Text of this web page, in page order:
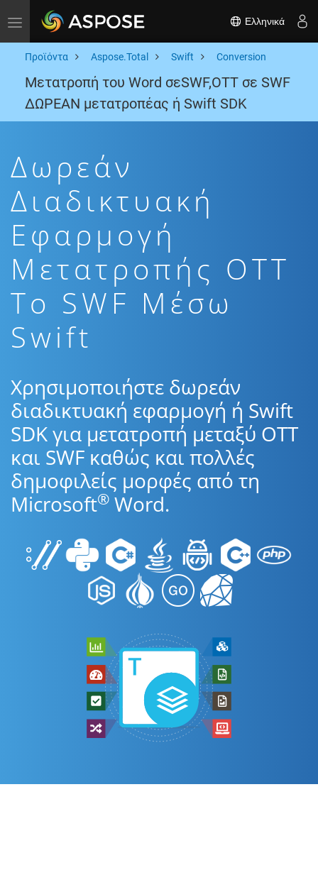
Toggle navigation Ελληνικά
Προϊόντα Aspose.Total Swift Conversion
Μετατροπή του Word σεSWF,OTT σε SWF
ΔΩΡΕΑΝ μετατροπέας ή Swift SDK
Δωρεάν
Διαδικτυακή
Εφαρμογή
Μετατροπής OTT
To SWF Μέσω
Swift
Χρησιμοποιήστε δωρεάν
διαδικτυακή εφαρμογή ή Swift
SDK για μετατροπή μεταξύ OTT
και SWF καθώς και πολλές
δημοφιλείς μορφές από τη
Microsoft® Word.